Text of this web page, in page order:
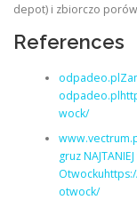
depot) i zbiorczo
References
wock/
gruz
otwock/